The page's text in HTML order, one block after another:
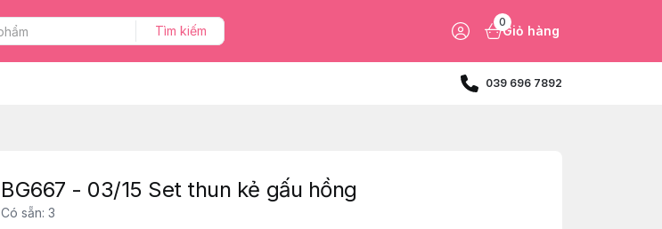
Tìm kiếm
0
Giỏ hàng
039 696 7892
BG667 - 03/15 Set thun kẻ gấu hồng
Có sẵn: 3